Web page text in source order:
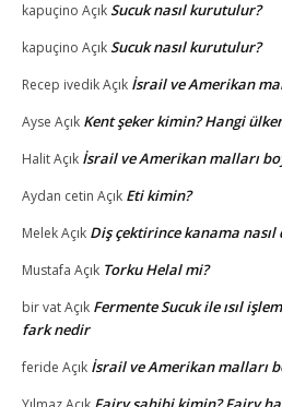
kapuçino AçıkSucuk nasıl kurutulur?
kapuçino AçıkSucuk nasıl kurutulur?
Recep ivedikAçık İsrail ve Amerikan
Ayse Açık Kent şeker kimin? Hangi
HalitAçık İsrail ve Amerikan malları
Aydan cetin Açık Eti kimin?
MelekAçık Diş çektirince kanama nasıl
Mustafa Açık Torku Helal mi?
bir vatAçık Fermente Sucuk ile ısıl
fark nedir
feride Açık İsrail ve Amerikan malları